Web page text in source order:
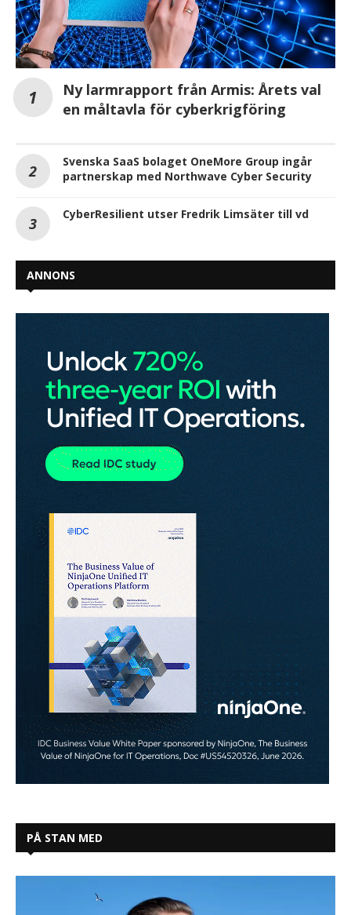
Ny larmrapport från Armis: Årets val
en måltavla för cyberkrigföring
Svenska SaaS bolaget OneMore Group ingår
partnerskap med Northwave Cyber Security
CyberResilient utser Fredrik Limsäter till vd
ANNONS
PÅ STAN MED